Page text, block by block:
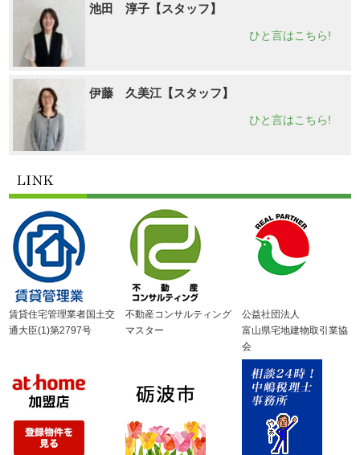
池田 淳子【スタッフ】
ひと言はこちら!
伊藤 久美江【スタッフ】
ひと言はこちら!
賃貸住宅管理業者国土交
通大臣(1)第2797号
不動産コンサルティング
マスター
公益社団法人
富山県宅地建物取引業協
会